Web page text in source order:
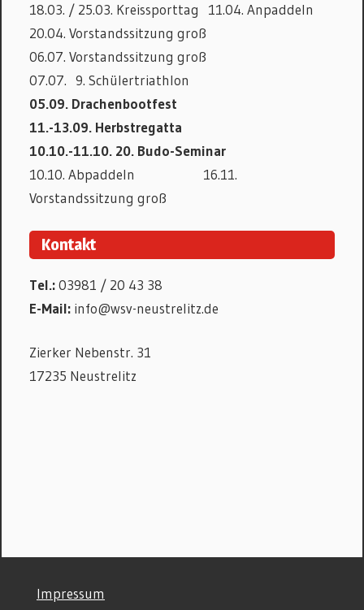
18.03. / 25.03. Kreissporttag 11.04. Anpaddeln
20.04. Vorstandssitzung groß
06.07. Vorstandssitzung groß
07.07. 9. Schülertriathlon
05.09. Drachenbootfest
11.-13.09. Herbstregatta
10.10.-11.10. 20. Budo-Seminar
10.10. Abpaddeln 16.11.
Vorstandssitzung groß
Kontakt
Tel.:03981 / 20 43 38
E-Mail: info@wsv-neustrelitz.de
Zierker Nebenstr. 31
17235 Neustrelitz
Impressum